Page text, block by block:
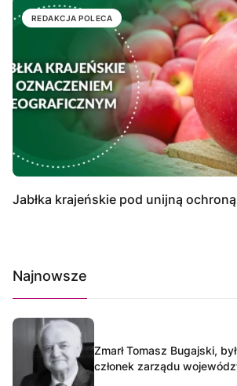
REDAKCJA POLECA
Jabłka krajeńskie pod unijną ochroną
Najnowsze
Zmarł Tomasz Bugajski,
członek zarządu